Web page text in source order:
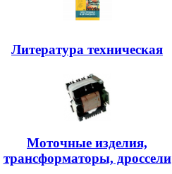
Литература техническая
Моточные изделия,
трансформаторы, дроссели